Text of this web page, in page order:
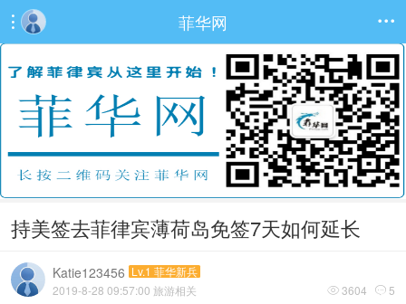
 菲华网 
持美签去菲律宾薄荷岛免签7天如何延长
Katie123456 Lv.1 菲华新兵
 3604  5
2019-8-28 09:57:00 旅游相关